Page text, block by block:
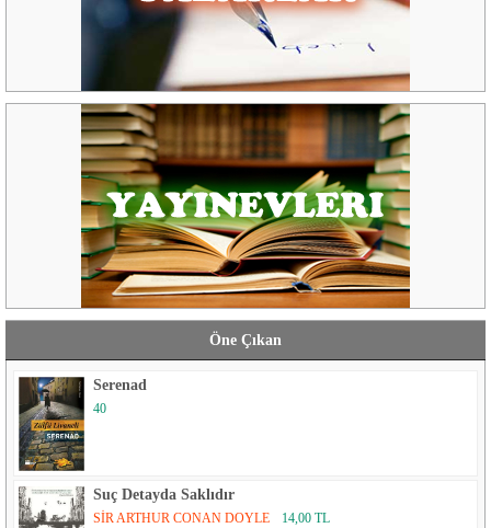
Öne Çıkan
Serenad
40
Suç Detayda Saklıdır
SİR ARTHUR CONAN DOYLE 14,00 TL